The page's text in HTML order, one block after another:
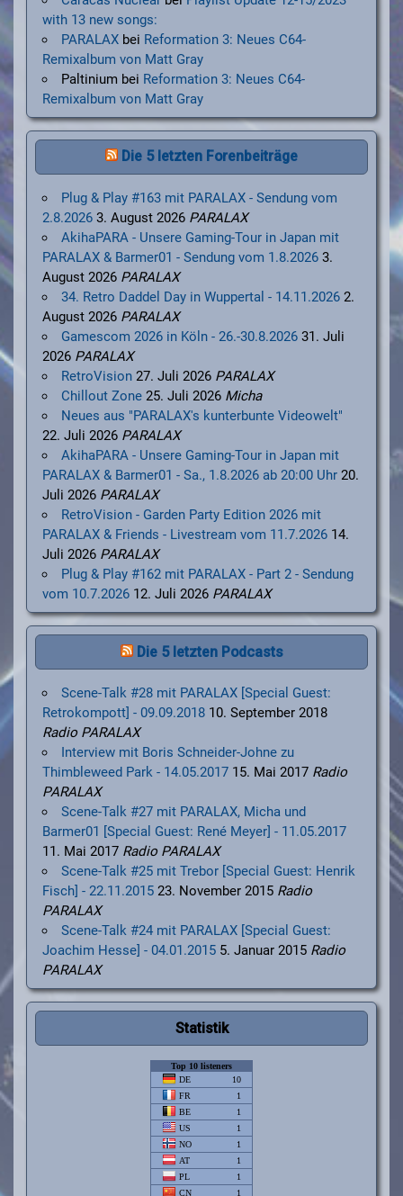
with 13 new songs:
PARALAXbei Reformation 3: Neues C64-
Remixalbum von Matt Gray
Paltiniumbei Reformation 3: Neues C64-
Remixalbum von Matt Gray
Die 5 letzten Forenbeiträge
Plug & Play #163 mit PARALAX - Sendung vom
2.8.2026 3. August 2026 PARALAX
AkihaPARA - Unsere Gaming-Tour in Japan mit
PARALAX & Barmer01 - Sendung vom 1.8.2026 3.
August 2026 PARALAX
34. Retro Daddel Day in Wuppertal - 14.11.2026 2.
August 2026 PARALAX
Gamescom 2026 in Köln - 26.-30.8.2026 31. Juli
2026 PARALAX
RetroVision 27. Juli 2026 PARALAX
Chillout Zone 25. Juli 2026 Micha
Neues aus "PARALAX's kunterbunte Videowelt"
22. Juli 2026 PARALAX
AkihaPARA - Unsere Gaming-Tour in Japan mit
PARALAX & Barmer01 - Sa., 1.8.2026 ab 20:00 Uhr 20.
Juli 2026 PARALAX
RetroVision - Garden Party Edition 2026 mit
PARALAX & Friends - Livestream vom 11.7.2026 14.
Juli 2026 PARALAX
Plug & Play #162 mit PARALAX - Part 2 - Sendung
vom 10.7.2026 12. Juli 2026 PARALAX
Die 5 letzten Podcasts
Scene-Talk #28 mit PARALAX [Special Guest:
Retrokompott] - 09.09.2018 10. September 2018
Radio PARALAX
Interview mit Boris Schneider-Johne zu
Thimbleweed Park - 14.05.2017 15. Mai 2017 Radio
PARALAX
Scene-Talk #27 mit PARALAX, Micha und
Barmer01 [Special Guest: René Meyer] - 11.05.2017
11. Mai 2017 Radio PARALAX
Scene-Talk #25 mit Trebor [Special Guest: Henrik
Fisch] - 22.11.2015 23. November 2015 Radio
PARALAX
Scene-Talk #24 mit PARALAX [Special Guest:
Joachim Hesse] - 04.01.2015 5. Januar 2015 Radio
PARALAX
Statistik